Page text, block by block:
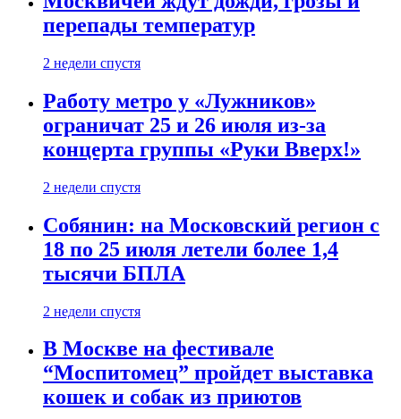
перепады температур
2 недели спустя
Работу метро у «Лужников»
ограничат 25 и 26 июля из-за
концерта группы «Руки Вверх!»
2 недели спустя
Собянин: на Московский регион с
18 по 25 июля летели более 1,4
тысячи БПЛА
2 недели спустя
В Москве на фестивале
“Моспитомец” пройдет выставка
кошек и собак из приютов